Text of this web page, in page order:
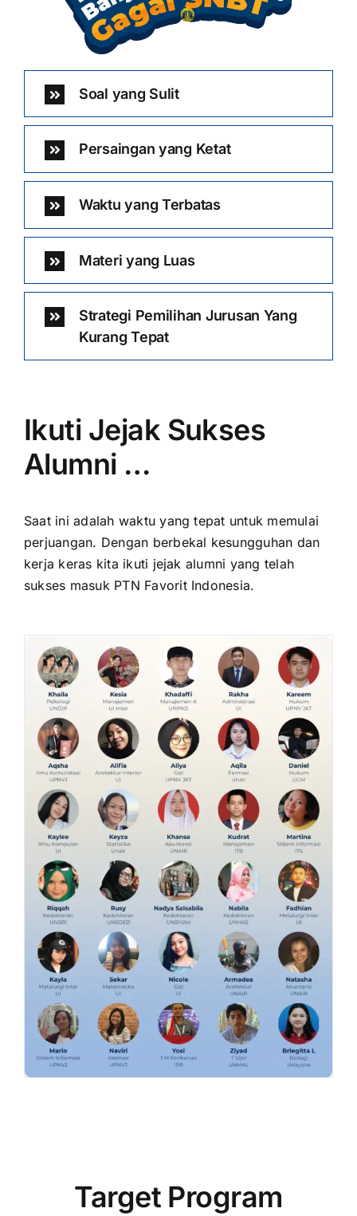
Soal yang Sulit
Persaingan yang Ketat
Waktu yang Terbatas
Materi yang Luas
Strategi Pemilihan Jurusan Yang
Kurang Tepat
Ikuti Jejak Sukses
Alumni …
Saat ini adalah waktu yang tepat untuk memulai
perjuangan. Dengan berbekal kesungguhan dan
kerja keras kita ikuti jejak alumni yang telah
sukses masuk PTN Favorit Indonesia.
Target Program